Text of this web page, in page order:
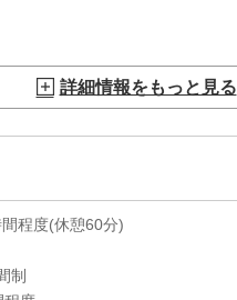
詳細情報をもっと見る
程度(休憩60分)
制